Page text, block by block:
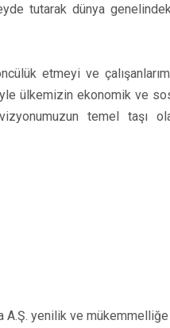
tutarak dünya
etmeyi ve
ülkemizin ekonomik ve
temel taşı
A.Ş. yenilik ve mükemmelliğe